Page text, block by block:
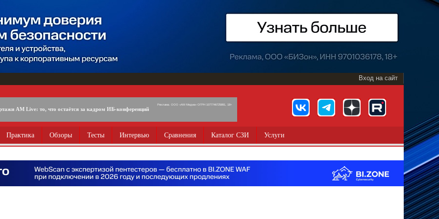
Вход на сайт
AM Live: то, что остаётся за кадром ИБ-конференций
Реклама. ООО «АМ Медиа» ОГРН 1077746725891, 18+
Практика Обзоры Тесты Интервью Сравнения Каталог СЗИ Услуги